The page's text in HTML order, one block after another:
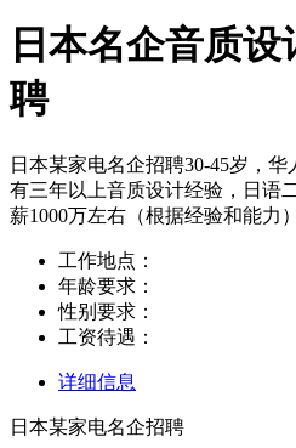
日本名企音质
聘
日本某家电名企招聘30-45岁，华
有三年以上音质设计经验，日语
薪1000万左右（根据经验和能力
工作地点：
年龄要求：
性别要求：
工资待遇：
详细信息
日本某家电名企招聘